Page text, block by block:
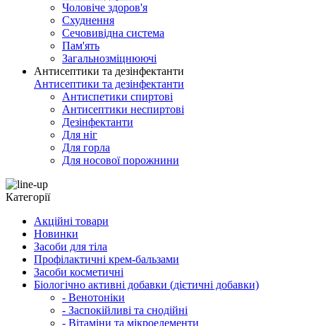
Чоловіче здоров'я
Схуднення
Сечовивідна система
Пам'ять
Загальнозміцнюючі
Антисептики та дезінфектанти
Антисептики та дезінфектанти
Антиспетики спиртові
Антисептики неспиртові
Дезінфектанти
Для ніг
Для горла
Для носової порожнини
Категорії
Акційні товари
Новинки
Засоби для тіла
Профілактичні крем-бальзами
Засоби косметичні
Біологічно активні добавки (дієтичні добавки)
- Венотоніки
- Заспокійливі та снодійні
- Вітаміни та мікроелементи